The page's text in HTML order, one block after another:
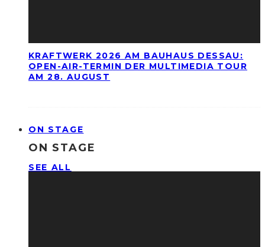
KRAFTWERK 2026 AM BAUHAUS DESSAU:
OPEN-AIR-TERMIN DER MULTIMEDIA TOUR
AM 28. AUGUST
ON STAGE
ON STAGE
SEE ALL